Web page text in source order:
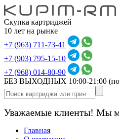
Скупка картриджей
10 лет на рынке
+7 (963) 711-73-41
+7 (903) 795-15-10
+7 (968) 014-80-90
БЕЗ ВЫХОДНЫХ 10:00-21:00
Уважаемые клиенты! Мы
Главная